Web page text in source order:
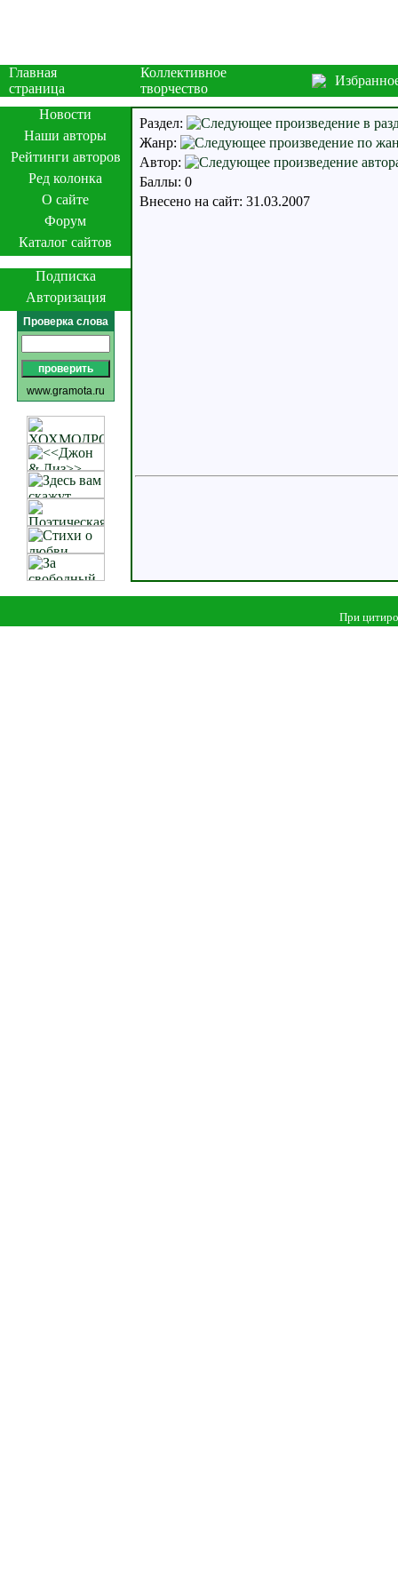
Главная
страница
Коллективное
творчество
Новости
Наши авторы
Рейтинги авторов
Ред колонка
О сайте
Форум
Каталог сайтов
Подписка
Авторизация
Проверка слова
www.gramota.ru
Раздел:
Жанр:
Автор:
Баллы: 0
Внесено на сайт: 31.03.2007
При